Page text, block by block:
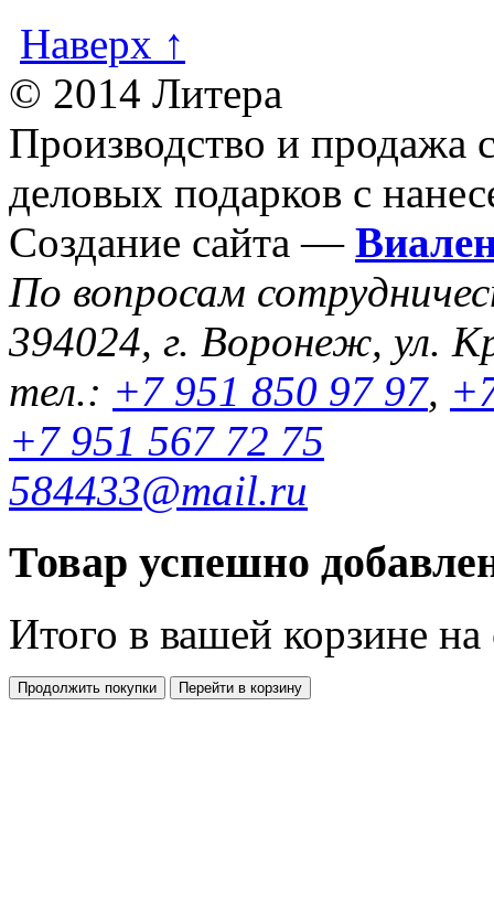
Наверх ↑
© 2014 Литера
Производство и продажа
деловых подарков с
Создание сайта —
По вопросам
394024, г. Воронеж, ул.
тел.: +7 951 850 97 97,
+7 951 567 72 75
584433@mail.ru
Товар успешно
Итого в вашей корзине
Продолжить покупки Перейти в корзину